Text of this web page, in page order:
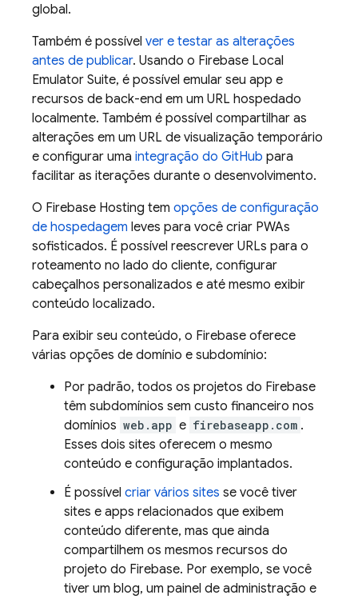
global.
Também é possível ver e testar as alterações
antes de publicar. Usando o Firebase Local
Emulator Suite, é possível emular seu app e
recursos de back-end em um URL hospedado
localmente. Também é possível compartilhar as
alterações em um URL de visualização temporário
e configurar uma integração do GitHub para
facilitar as iterações durante o desenvolvimento.
O Firebase Hosting tem opções de configuração
de hospedagem leves para você criar PWAs
sofisticados. É possível reescrever URLs para o
roteamento no lado do cliente, configurar
cabeçalhos personalizados e até mesmo exibir
conteúdo localizado.
Para exibir seu conteúdo, o Firebase oferece
várias opções de domínio e subdomínio:
Por padrão, todos os projetos do Firebase
têm subdomínios sem custo financeiro nos
domínios web.app e firebaseapp.com .
Esses dois sites oferecem o mesmo
conteúdo e configuração implantados.
É possível criar vários sites se você tiver
sites e apps relacionados que exibem
conteúdo diferente, mas que ainda
compartilhem os mesmos recursos do
projeto do Firebase. Por exemplo, se você
tiver um blog, um painel de administração e